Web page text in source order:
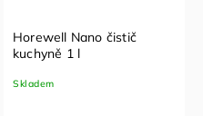
Horewell Nano čistič
kuchyně 1 l
Skladem